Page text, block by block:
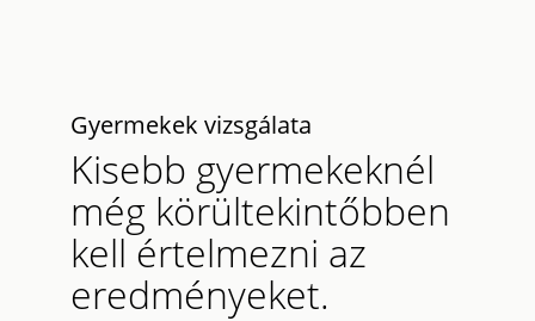
Gyermekek vizsgálata
Kisebb gyermekeknél
még körültekintőbben
kell értelmezni az
eredményeket.